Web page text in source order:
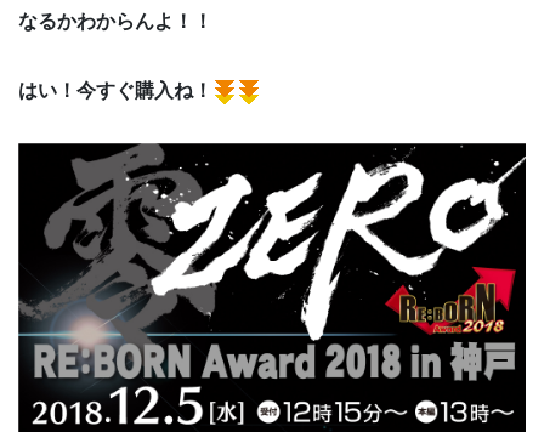
なるかわからんよ！！
はい！今すぐ購入ね！